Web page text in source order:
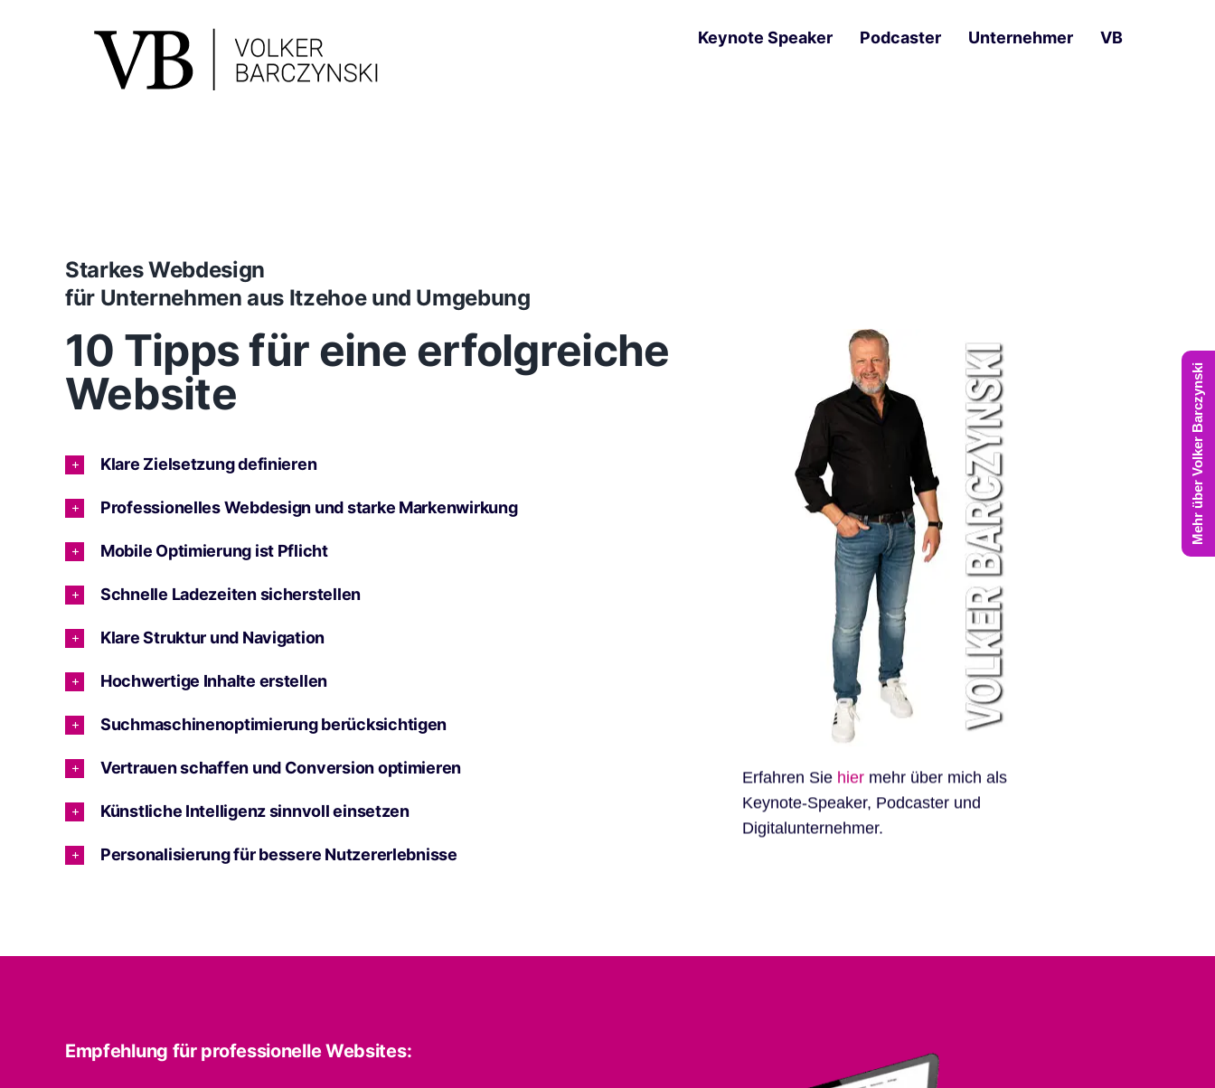
Keynote Speaker Podcaster Unternehmer VB
Starkes Webdesign
für Unternehmen aus Itzehoe und Umgebung
10 Tipps für eine erfolgreiche
Website
Klare Zielsetzung definieren
Professionelles Webdesign und starke Markenwirkung
Mobile Optimierung ist Pflicht
Schnelle Ladezeiten sicherstellen
Klare Struktur und Navigation
Hochwertige Inhalte erstellen
Suchmaschinenoptimierung berücksichtigen
Vertrauen schaffen und Conversion optimieren
Künstliche Intelligenz sinnvoll einsetzen
Personalisierung für bessere Nutzererlebnisse
Erfahren Sie hiermehr über mich als
Keynote-Speaker, Podcaster und
Digitalunternehmer.
Empfehlung für professionelle Websites:
Mehr über Volker Barczynski